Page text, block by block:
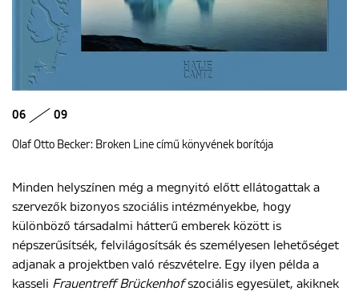
06 09
Olaf Otto Becker: Broken Line című könyvének borítója
Minden helyszínen még a megnyitó előtt ellátogattak a
szervezők bizonyos szociális intézményekbe, hogy
különböző társadalmi hátterű emberek között is
népszerűsítsék, felvilágosítsák és személyesen lehetőséget
adjanak a projektben való részvételre. Egy ilyen példa a
kasseli Frauentreff Brückenhofszociális egyesület, akiknek